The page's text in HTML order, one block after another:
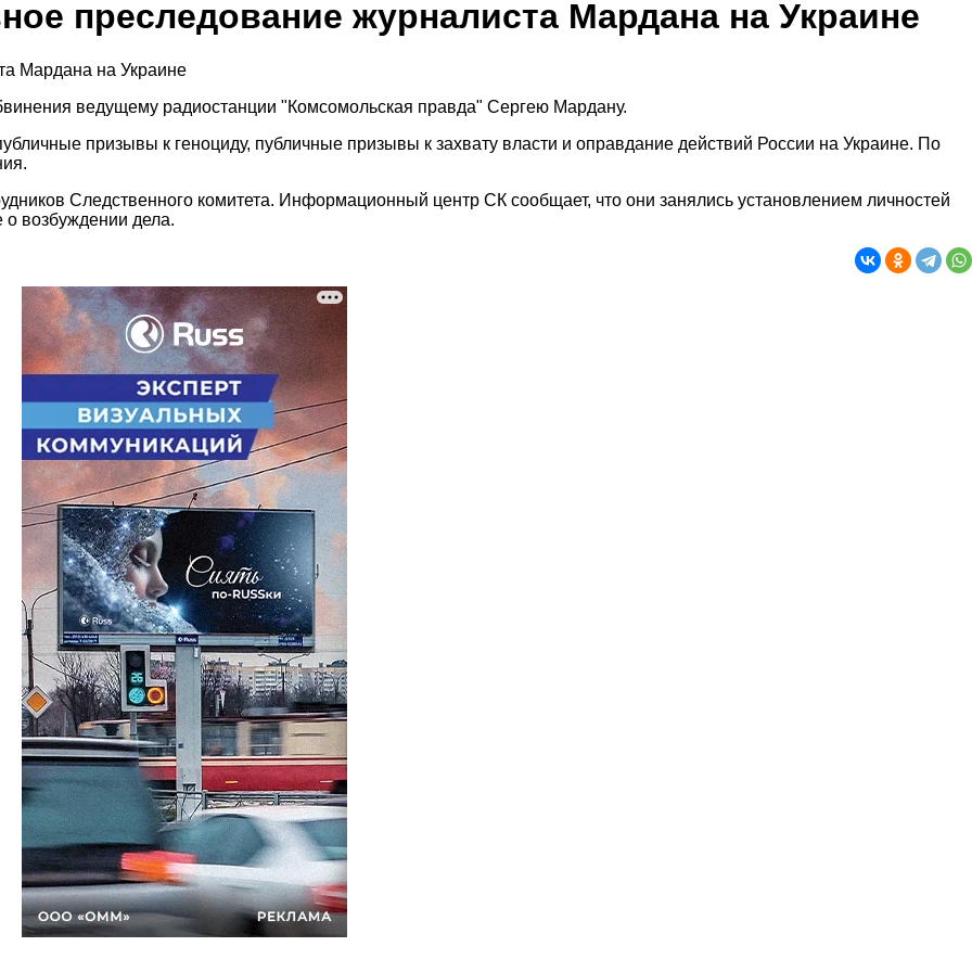
преследование журналиста Мардана на Украине
ведущему радиостанции "Комсомольская правда" Сергею Мардану.
призывы к геноциду, публичные призывы к захвату власти и оправдание действий России на Украине. По
Следственного комитета. Информационный центр СК сообщает, что они занялись установлением личностей
возбуждении дела.